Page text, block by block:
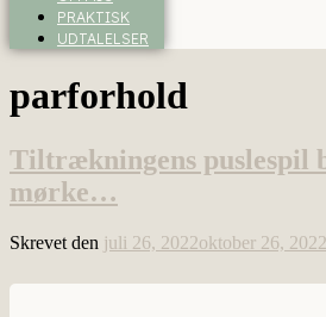
PRAKTISK
UDTALELSER
parforhold
Tiltrækningens puslespil
mørke…
Skrevet den juli 26, 2022oktober 26, 2022